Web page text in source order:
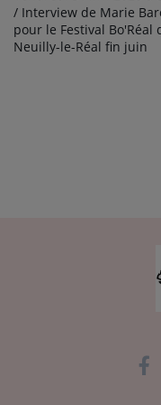
/ Interview de Marie
pour le Festival Bo'Réal
Neuilly-le-Réal fin juin